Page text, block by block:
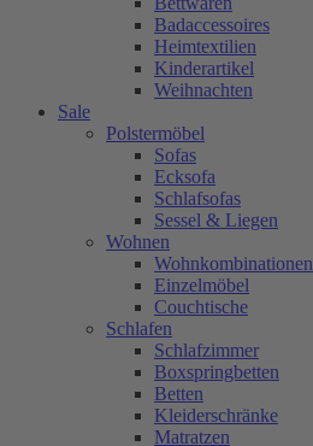
Badaccessoires
Heimtextilien
Kinderartikel
Weihnachten
Sale
Polstermöbel
Sofas
Ecksofa
Schlafsofas
Sessel & Liegen
Wohnen
Wohnkombinationen
Einzelmöbel
Couchtische
Schlafen
Schlafzimmer
Boxspringbetten
Betten
Kleiderschränke
Matratzen